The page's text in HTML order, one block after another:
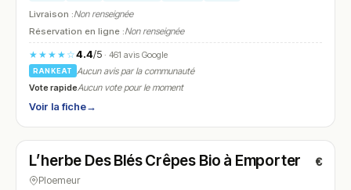
Livraison :Non renseignée
Réservation en ligne :Non renseignée
★★★★☆4.4/5· 461 avis Google
RANKEAT
Aucun avis par la communauté
Vote rapideAucun vote pour le moment
Voir la fiche→
N° 26
L’herbe Des Blés Crêpes Bio à Emporter €
Ploemeur